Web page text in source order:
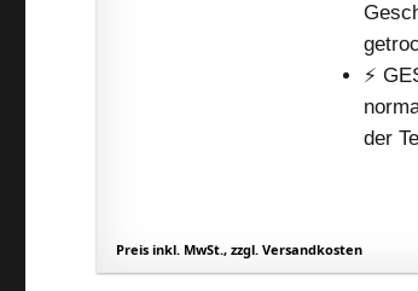
⚡️
der
Preis inkl. MwSt., zzgl. Versandkosten